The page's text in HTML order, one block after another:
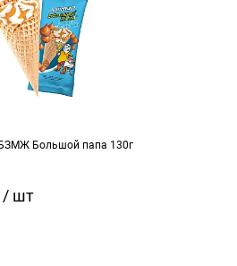
Большой папа 130г
/ шт